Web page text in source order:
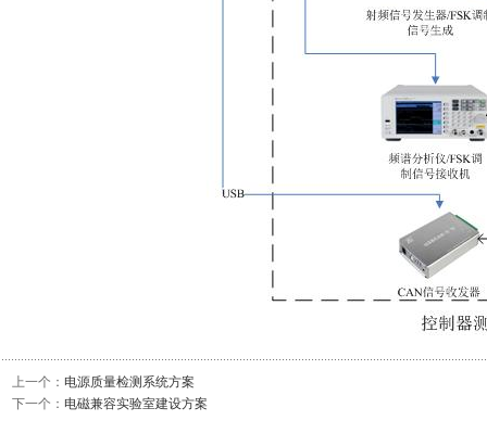
上一个： 电源质量检测系统方案
下一个： 电磁兼容实验室建设方案